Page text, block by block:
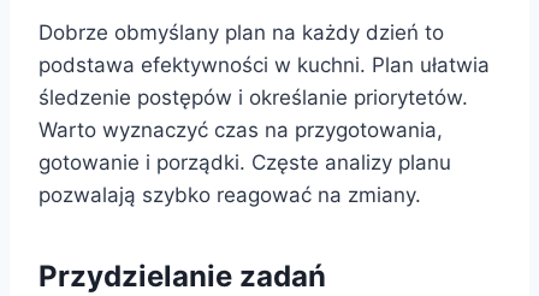
Dobrze obmyślany plan na każdy dzień to
podstawa efektywności w kuchni. Plan ułatwia
śledzenie postępów i określanie priorytetów.
Warto wyznaczyć czas na przygotowania,
gotowanie i porządki. Częste analizy planu
pozwalają szybko reagować na zmiany.
Przydzielanie zadań